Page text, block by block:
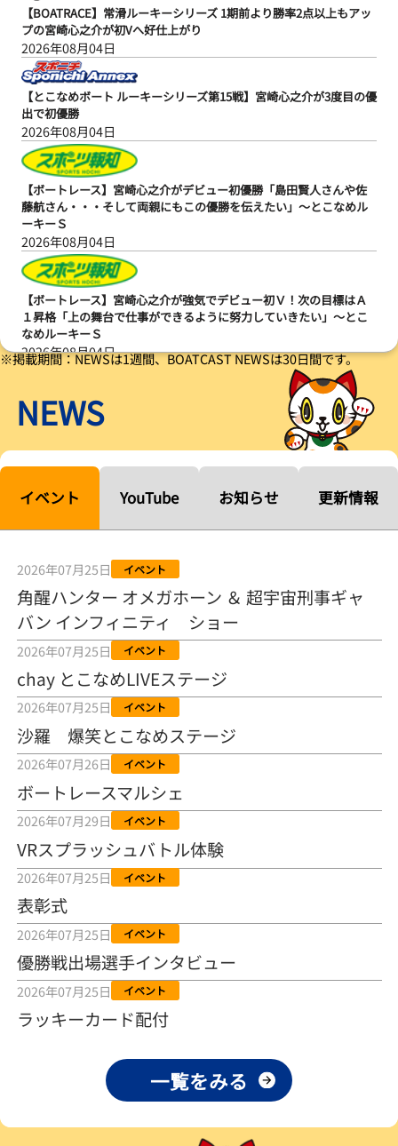
【BOATRACE】常滑ルーキーシリーズ 1期前より勝率2点以上もアッ
プの宮崎心之介が初Vへ好仕上がり
2026年08月04日
【とこなめボート ルーキーシリーズ第15戦】宮崎心之介が3度目の優
出で初優勝
2026年08月04日
【ボートレース】宮崎心之介がデビュー初優勝「島田賢人さんや佐
藤航さん・・・そして両親にもこの優勝を伝えたい」～とこなめル
ーキーＳ
2026年08月04日
【ボートレース】宮崎心之介が強気でデビュー初Ｖ！次の目標はＡ
１昇格「上の舞台で仕事ができるように努力していきたい」～とこ
なめルーキーＳ
2026年08月04日
【ルーキーシリーズ第15戦】塚越海斗「伸びを生かす方向で」4カド
から攻める／とこなめボートレース
【常滑ボート・ルーキーＳ】宮崎心之介 うれしいデビュー初優勝
「このままＡ１になれるように」
2026年08月04日
ド！／常滑ボート
2026年08月04日
【ボートレース】「しょっぱいですね」初優勝の宮崎心之介が水神
祭で満面の笑み／常滑 - 日刊スポーツ
2026年08月04日
【ボート】とこなめルーキーＳ 宮崎心之介がデビューから１年９カ
月で初優勝
2026年08月04日
【ボートレース】12R優勝戦のスタート特訓実施 初Ｖ目指す宮崎心
之介の仕上がり上々／常滑 - 日刊スポーツ
2026年08月04日
【とこなめボート ルーキーシリーズ第15戦】荒木颯斗 当地フレッシ
ュルーキーが初Vで恩返しを
2026年08月03日
【とこなめボート】ういちの「好配招き猫」ルーキーシリーズ第15
戦～自分の収支状況も想定してこそ〝本物の予想〟！／ボートレー
ス
2026年08月03日
【ボートレース】荒木颯斗が地元唯一の優出！３号艇でデビュー初
Ｖ狙う「自分の好きな感じになっている」～とこなめルーキーＳ
【ボートレース】訓練中の大けが乗り越えデビューした宮崎心之介
が初Ｖ王手「１枠なら負けないと思います」～とこなめルーキーＳ
2026年08月03日
※掲載期間：NEWSは1週間、BOATCAST NEWSは30日間です。
NEWS
イベント YouTube お知らせ 更新情報
2026年07月25日 イベント
角醒ハンター オメガホーン ＆ 超宇宙刑事ギャ
バン インフィニティ ショー
2026年07月25日 イベント
chay とこなめLIVEステージ
2026年07月25日 イベント
沙羅 爆笑とこなめステージ
2026年07月26日 イベント
ボートレースマルシェ
2026年07月29日 イベント
VRスプラッシュバトル体験
2026年07月25日 イベント
表彰式
2026年07月25日 イベント
優勝戦出場選手インタビュー
2026年07月25日 イベント
ラッキーカード配付
一覧をみる